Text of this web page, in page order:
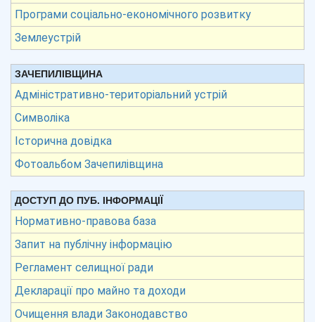
Програми соціально-економічного розвитку
Землеустрій
ЗАЧЕПИЛІВЩИНА
Адміністративно-територіальний устрій
Символіка
Історична довідка
Фотоальбом Зачепилівщина
ДОСТУП ДО ПУБ. ІНФОРМАЦІЇ
Нормативно-правова база
Запит на публічну інформацію
Регламент селищної ради
Декларації про майно та доходи
Очищення влади Законодавство